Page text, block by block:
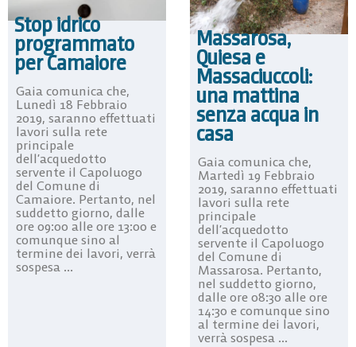
Stop idrico
programmato
per Camaiore
Gaia comunica che,
Lunedì 18 Febbraio
2019, saranno effettuati
lavori sulla rete
principale
dell’acquedotto
servente il Capoluogo
del Comune di
Camaiore. Pertanto, nel
suddetto giorno, dalle
ore 09:00 alle ore 13:00 e
comunque sino al
termine dei lavori, verrà
sospesa ...
Massarosa,
Quiesa e
Massaciuccoli:
una mattina
senza acqua in
casa
Gaia comunica che,
Martedì 19 Febbraio
2019, saranno effettuati
lavori sulla rete
principale
dell’acquedotto
servente il Capoluogo
del Comune di
Massarosa. Pertanto,
nel suddetto giorno,
dalle ore 08:30 alle ore
14:30 e comunque sino
al termine dei lavori,
verrà sospesa ...